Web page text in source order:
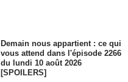
Demain nous appartient : ce qui
vous attend dans l'épisode 2266
du lundi 10 août 2026
[SPOILERS]